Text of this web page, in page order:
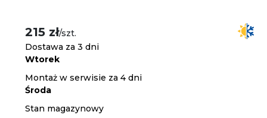
215 zł/szt.
Dostawa za 3 dni
Wtorek
Montaż w serwisie za 4 dni
Środa
Stan magazynowy